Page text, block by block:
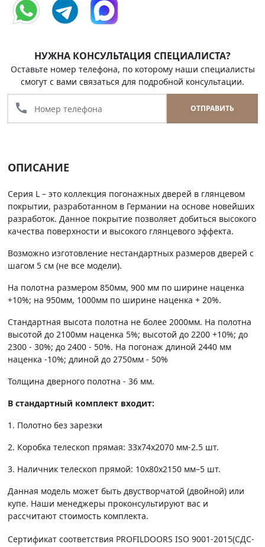
НУЖНА КОНСУЛЬТАЦИЯ СПЕЦИАЛИСТА?
Оставьте номер телефона, по которому наши специалисты
смогут с вами связаться для подробной консультации.
call ОТПРАВИТЬ
ОПИСАНИЕ
Серия L – это коллекция погонажных дверей в глянцевом
покрытии, разработанном в Германии на основе новейших
разработок. Данное покрытие позволяет добиться высокого
качества поверхности и высокого глянцевого эффекта.
Возможно изготовление нестандартных размеров дверей с
шагом 5 см (не все модели).
На полотна размером 850мм, 900 мм по ширине наценка
+10%; на 950мм, 1000мм по ширине наценка + 20%.
Стандартная высота полотна не более 2000мм. На полотна
высотой до 2100мм наценка 5%; высотой до 2200 +10%; до
2300 - 30%; до 2400 - 50%. На погонаж длиной 2440 мм
наценка -10%; длиной до 2750мм - 50%
Толщина дверного полотна - 36 мм.
В стандартный комплект входит:
1. Полотно без зарезки
2. Коробка телескоп прямая: 33х74х2070 мм-2.5 шт.
3. Наличник телескоп прямой: 10х80х2150 мм–5 шт.
Данная модель может быть двустворчатой (двойной) или
купе. Наши менеджеры проконсультируют вас и
рассчитают стоимость комплекта.
Сертификат соответствия PROFILDOORS ISO 9001-2015(СДС-